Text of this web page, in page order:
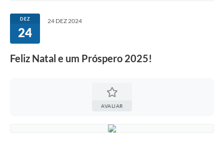
e-sic
Editais e Publicações
DEZ
24
24 DEZ 2024
Feliz Natal e um Próspero 2025!
AVALIAR